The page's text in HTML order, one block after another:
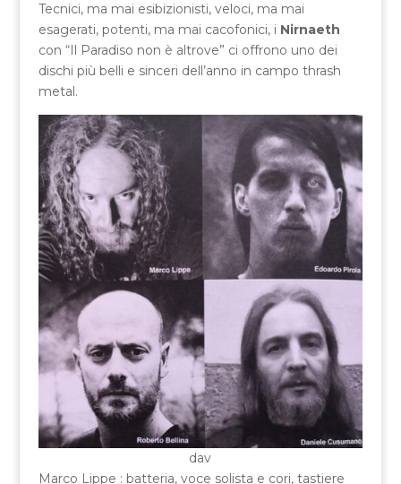
Tecnici, ma mai esibizionisti, veloci, ma mai
esagerati, potenti, ma mai cacofonici, i Nirnaeth
con “Il Paradiso non è altrove” ci offrono uno dei
dischi più belli e sinceri dell’anno in campo thrash
metal.
dav
Marco Lippe : batteria, voce solista e cori, tastiere